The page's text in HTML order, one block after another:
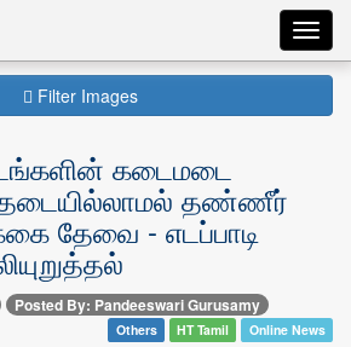
Filter Images
கடைமடை
தடையில்லாமல் தண்ணீர்
தேவை - எடப்பாடி
Posted By: Pandeeswari Gurusamy
Others HT Tamil Online News